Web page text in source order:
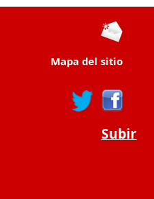
Mapa del sitio
Subir